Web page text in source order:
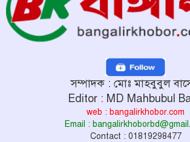
সম্পাদক : মোঃ মাহবুবুল
Editor : MD Mahbubul
web : bangalirkhobor.com
Email :
Contact : 01819298477